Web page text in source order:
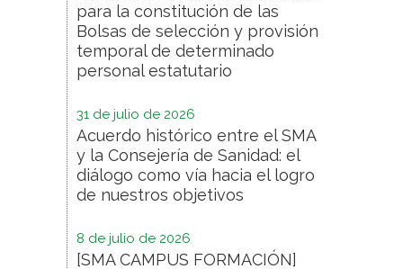
para la constitución de las
Bolsas de selección y provisión
temporal de determinado
personal estatutario
31 de julio de 2026
Acuerdo histórico entre el SMA
y la Consejería de Sanidad: el
diálogo como vía hacia el logro
de nuestros objetivos
8 de julio de 2026
[SMA CAMPUS FORMACIÓN]